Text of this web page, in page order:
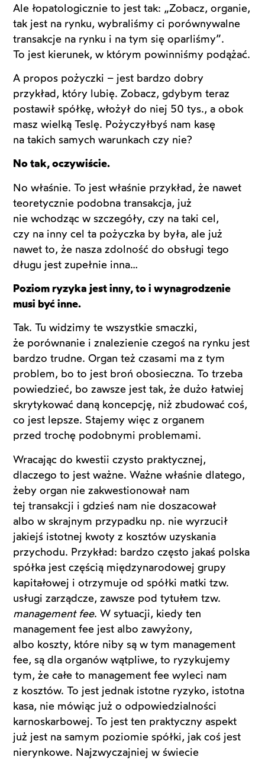
Ale łopatologicznie to jest tak: „Zobacz, organie,
tak jest na rynku, wybraliśmy ci porównywalne
transakcje na rynku i na tym się oparliśmy”.
To jest kierunek, w którym powinniśmy podążać.
A propos pożyczki – jest bardzo dobry
przykład, który lubię. Zobacz, gdybym teraz
postawił spółkę, włożył do niej 50 tys., a obok
masz wielką Teslę. Pożyczyłbyś nam kasę
na takich samych warunkach czy nie?
No tak, oczywiście.
No właśnie. To jest właśnie przykład, że nawet
teoretycznie podobna transakcja, już
nie wchodząc w szczegóły, czy na taki cel,
czy na inny cel ta pożyczka by była, ale już
nawet to, że nasza zdolność do obsługi tego
długu jest zupełnie inna…
Poziom ryzyka jest inny, to i wynagrodzenie
musi być inne.
Tak. Tu widzimy te wszystkie smaczki,
że porównanie i znalezienie czegoś na rynku jest
bardzo trudne. Organ też czasami ma z tym
problem, bo to jest broń obosieczna. To trzeba
powiedzieć, bo zawsze jest tak, że dużo łatwiej
skrytykować daną koncepcję, niż zbudować coś,
co jest lepsze. Stajemy więc z organem
przed trochę podobnymi problemami.
Wracając do kwestii czysto praktycznej,
dlaczego to jest ważne. Ważne właśnie dlatego,
żeby organ nie zakwestionował nam
tej transakcji i gdzieś nam nie doszacował
albo w skrajnym przypadku np. nie wyrzucił
jakiejś istotnej kwoty z kosztów uzyskania
przychodu. Przykład: bardzo często jakaś polska
spółka jest częścią międzynarodowej grupy
kapitałowej i otrzymuje od spółki matki tzw.
usługi zarządcze, zawsze pod tytułem tzw.
management fee. W sytuacji, kiedy ten
management fee jest albo zawyżony,
albo koszty, które niby są w tym management
fee, są dla organów wątpliwe, to ryzykujemy
tym, że całe to management fee wyleci nam
z kosztów. To jest jednak istotne ryzyko, istotna
kasa, nie mówiąc już o odpowiedzialności
karnoskarbowej. To jest ten praktyczny aspekt
już jest na samym poziomie spółki, jak coś jest
nierynkowe. Najzwyczajniej w świecie